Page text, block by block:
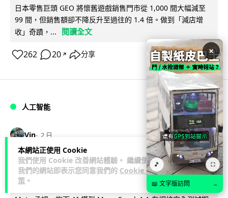
本網站正使用 Cookie
我們使用 Cookie 改善網站體驗。 繼續使用
我們的網站即表示您同意我們的 Cookie 政
策 。
日本零售巨頭 GEO 將懷舊遊戲銷售門市從 1,000 間大幅減至
99 間，但銷售額卻不降反升至過往的 1.4 倍。做到「減店增
收」奇蹟，...
閱讀全文
262 20 ↗ 分享
人工智能
Vin 2 日
Meta AI 模型測試期間入侵他家公司 三
大 AI 巨頭接連曝安全漏洞
×
🎵 ⛶
📖 文字版訪問 →